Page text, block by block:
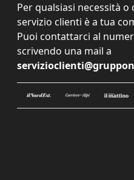
Per qualsiasi necessità
servizio clienti è a tua
Puoi contattarci al
scrivendo una mail a